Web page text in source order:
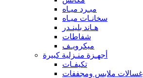
مبـرد ميـاه
سخانـات ميـاه
هـاند بلينـدر
شفاطات
ميكرويـف
أجهـزة منـزلية كبيرة
تكيفـات
غسالات ملابس ومجففات